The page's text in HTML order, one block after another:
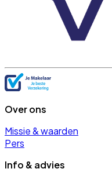
Over ons
Missie & waarden
Pers
Info & advies